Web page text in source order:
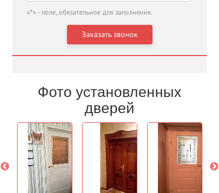
«*» - поле, обязательное для заполнения.
Фото установленных
дверей